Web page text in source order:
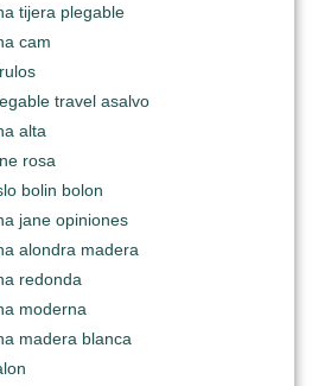
tijera plegable
cam
travel asalvo
alta
rosa
bolin bolon
jane opiniones
alondra madera
redonda
moderna
madera blanca